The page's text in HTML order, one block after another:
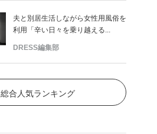
夫と別居生活しながら女性用風俗を
利用「辛い日々を乗り越える...
DRESS編集部
総合人気ランキング